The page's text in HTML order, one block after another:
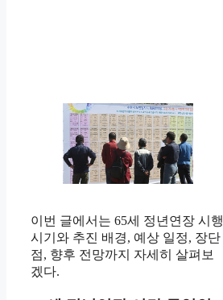
이번 글에서는 65세 정년연장 시행
시기와 추진 배경, 예상 일정, 장단
점, 향후 전망까지 자세히 살펴보
겠다.